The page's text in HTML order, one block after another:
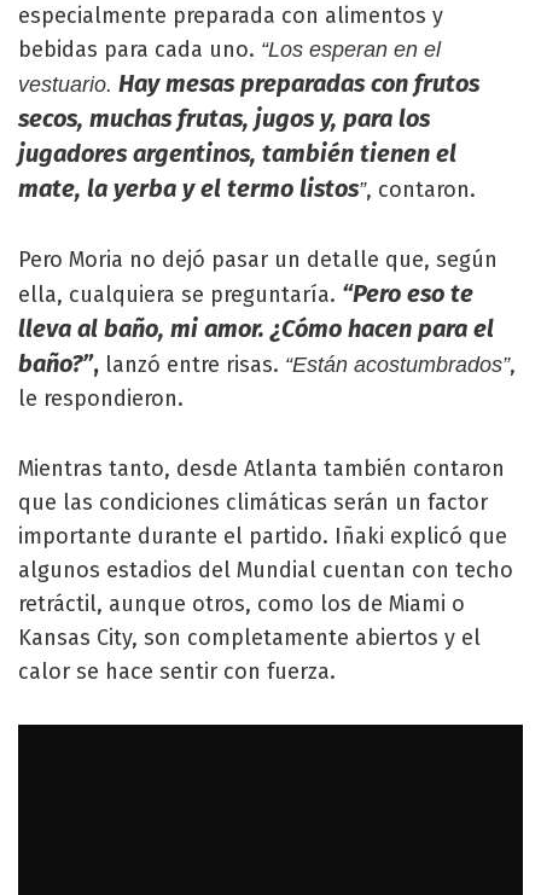
especialmente preparada con alimentos y
bebidas para cada uno. “Los esperan en el
vestuario. Hay mesas preparadas con frutos
secos, muchas frutas, jugos y, para los
jugadores argentinos, también tienen el
mate, la yerba y el termo listos”, contaron.
Pero Moria no dejó pasar un detalle que, según
ella, cualquiera se preguntaría. “Pero eso te
lleva al baño, mi amor. ¿Cómo hacen para el
baño?”, lanzó entre risas. “Están acostumbrados”,
le respondieron.
Mientras tanto, desde Atlanta también contaron
que las condiciones climáticas serán un factor
importante durante el partido. Iñaki explicó que
algunos estadios del Mundial cuentan con techo
retráctil, aunque otros, como los de Miami o
Kansas City, son completamente abiertos y el
calor se hace sentir con fuerza.